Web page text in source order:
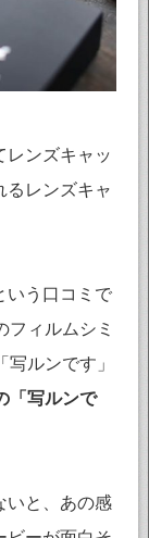
ンズキャッ
るレンズキャ
いう口コミで
フィルムシミ
ルンです」
「写ルンで
いと、あの感